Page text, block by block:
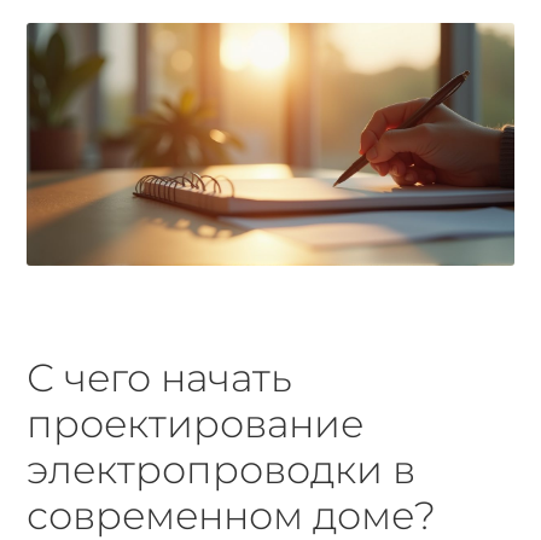
С чего начать
проектирование
электропроводки в
современном доме?